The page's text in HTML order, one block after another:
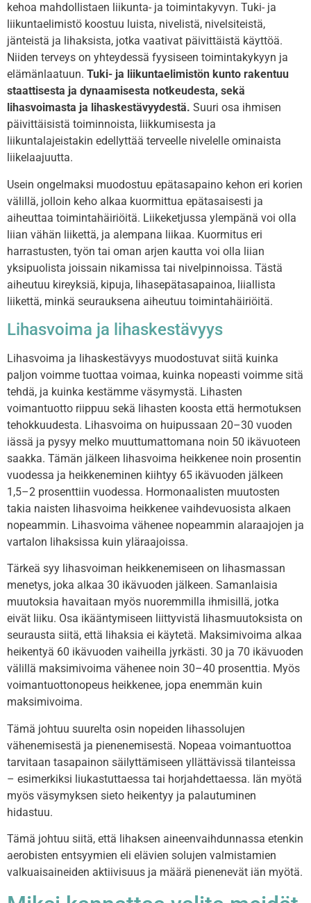
kehoa mahdollistaen liikunta- ja toimintakyvyn. Tuki- ja
liikuntaelimistö koostuu luista, nivelistä, nivelsiteistä,
jänteistä ja lihaksista, jotka vaativat päivittäistä käyttöä.
Niiden terveys on yhteydessä fyysiseen toimintakykyyn ja
elämänlaatuun. Tuki- ja liikuntaelimistön kunto rakentuu
staattisesta ja dynaamisesta notkeudesta, sekä
lihasvoimasta ja lihaskestävyydestä. Suuri osa ihmisen
päivittäisistä toiminnoista, liikkumisesta ja
liikuntalajeistakin edellyttää terveelle nivelelle ominaista
liikelaajuutta.
Usein ongelmaksi muodostuu epätasapaino kehon eri korien
välillä, jolloin keho alkaa kuormittua epätasaisesti ja
aiheuttaa toimintahäiriöitä. Liikeketjussa ylempänä voi olla
liian vähän liikettä, ja alempana liikaa. Kuormitus eri
harrastusten, työn tai oman arjen kautta voi olla liian
yksipuolista joissain nikamissa tai nivelpinnoissa. Tästä
aiheutuu kireyksiä, kipuja, lihasepätasapainoa, liiallista
liikettä, minkä seurauksena aiheutuu toimintahäiriöitä.
Lihasvoima ja lihaskestävyys
Lihasvoima ja lihaskestävyys muodostuvat siitä kuinka
paljon voimme tuottaa voimaa, kuinka nopeasti voimme sitä
tehdä, ja kuinka kestämme väsymystä. Lihasten
voimantuotto riippuu sekä lihasten koosta että hermotuksen
tehokkuudesta. Lihasvoima on huipussaan 20–30 vuoden
iässä ja pysyy melko muuttumattomana noin 50 ikävuoteen
saakka. Tämän jälkeen lihasvoima heikkenee noin prosentin
vuodessa ja heikkeneminen kiihtyy 65 ikävuoden jälkeen
1,5–2 prosenttiin vuodessa. Hormonaalisten muutosten
takia naisten lihasvoima heikkenee vaihdevuosista alkaen
nopeammin. Lihasvoima vähenee nopeammin alaraajojen ja
vartalon lihaksissa kuin yläraajoissa.
Tärkeä syy lihasvoiman heikkenemiseen on lihasmassan
menetys, joka alkaa 30 ikävuoden jälkeen. Samanlaisia
muutoksia havaitaan myös nuoremmilla ihmisillä, jotka
eivät liiku. Osa ikääntymiseen liittyvistä lihasmuutoksista on
seurausta siitä, että lihaksia ei käytetä. Maksimivoima alkaa
heikentyä 60 ikävuoden vaiheilla jyrkästi. 30 ja 70 ikävuoden
välillä maksimivoima vähenee noin 30–40 prosenttia. Myös
voimantuottonopeus heikkenee, jopa enemmän kuin
maksimivoima.
Tämä johtuu suurelta osin nopeiden lihassolujen
vähenemisestä ja pienenemisestä. Nopeaa voimantuottoa
tarvitaan tasapainon säilyttämiseen yllättävissä tilanteissa
– esimerkiksi liukastuttaessa tai horjahdettaessa. Iän myötä
myös väsymyksen sieto heikentyy ja palautuminen
hidastuu.
Tämä johtuu siitä, että lihaksen aineenvaihdunnassa etenkin
aerobisten entsyymien eli elävien solujen valmistamien
valkuaisaineiden aktiivisuus ja määrä pienenevät iän myötä.